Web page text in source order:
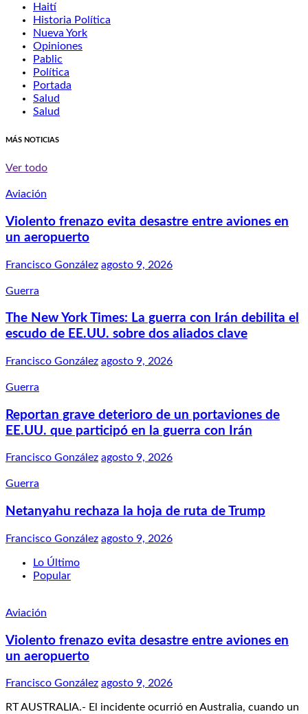
Haití
Historia Política
Nueva York
Opiniones
Pablic
Política
Portada
Salud
Salud
MÁS NOTICIAS
Ver todo
Aviación
Violento frenazo evita desastre entre aviones en
un aeropuerto
Francisco González agosto 9, 2026
Guerra
The New York Times: La guerra con Irán debilita el
escudo de EE.UU. sobre dos aliados clave
Francisco González agosto 9, 2026
Guerra
Reportan grave deterioro de un portaviones de
EE.UU. que participó en la guerra con Irán
Francisco González agosto 9, 2026
Guerra
Netanyahu rechaza la hoja de ruta de Trump
Francisco González agosto 9, 2026
Lo Último
Popular
Aviación
Violento frenazo evita desastre entre aviones en
un aeropuerto
Francisco González agosto 9, 2026
RT AUSTRALIA.- El incidente ocurrió en Australia, cuando un